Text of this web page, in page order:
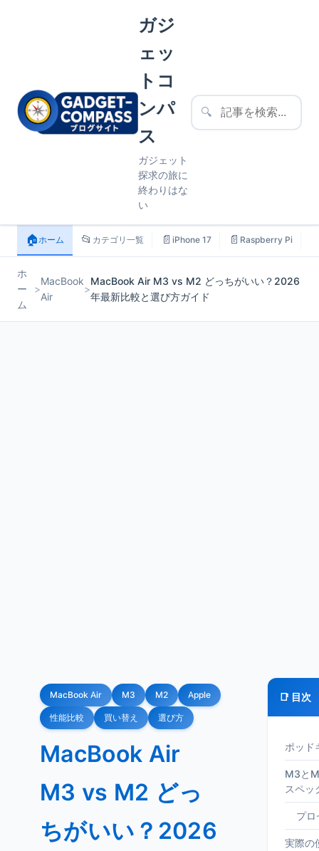
ガジ
ェッ
トコ
ンパ
ス
ガジェット
探求の旅に
終わりはな
い
🔍
🏠ホーム 📂 カテゴリ一覧 📄 iPhone 17 📄 Raspberry Pi
ホ
ー
ム
>
MacBook
Air
>
MacBook Air M3 vs M2 どっちがいい？2026
年最新比較と選び方ガイド
MacBook Air M3 M2 Apple
性能比較 買い替え 選び方
MacBook Air
M3 vs M2 どっ
ちがいい？2026
📑 目次
ポッド
M3と
スペッ
プロ
実際の